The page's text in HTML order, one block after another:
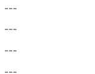
---
---
---
---